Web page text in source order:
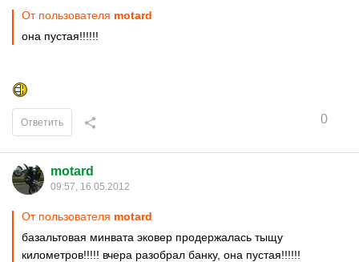
От пользователя motard
она пустая!!!!!!
0
Ответить
motard
09:57, 16.05.2012
От пользователя motard
базальтовая минвата эковер продержалась тыщу
километров!!!!! вчера разобрал банку, она пустая!!!!!!